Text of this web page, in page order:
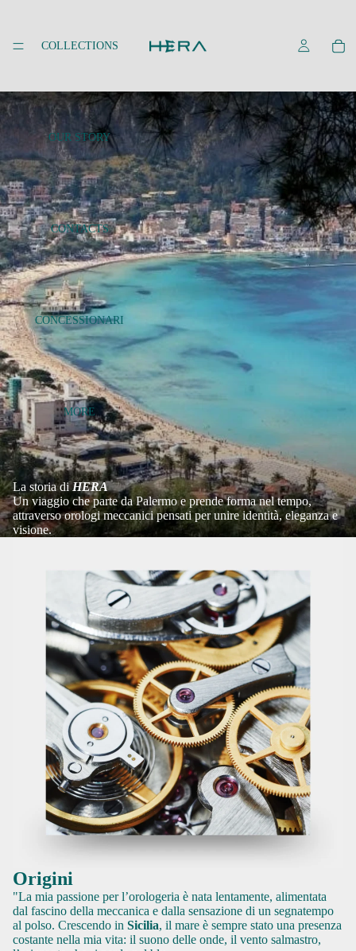
COLLECTIONS
OUR STORY
CONTACTS
CONCESSIONARI
MORE
La storia diHERA
Un viaggio che parte da Palermo e prende forma nel tempo,
attraverso orologi meccanici pensati per unire identità, eleganza e
visione.
Origini
"La mia passione per l’orologeria è nata lentamente, alimentata
dal fascino della meccanica e dalla sensazione di un segnatempo
al polso. Crescendo in Sicilia, il mare è sempre stato una presenza
costante nella mia vita: il suono delle onde, il vento salmastro,